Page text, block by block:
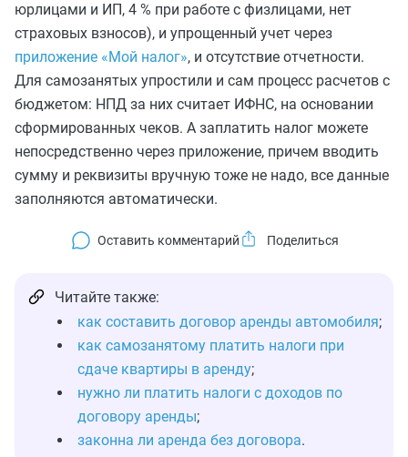
юрлицами и ИП, 4 % при работе с физлицами, нет
страховых взносов), и упрощенный учет через
приложение «Мой налог», и отсутствие отчетности.
Для самозанятых упростили и сам процесс расчетов с
бюджетом: НПД за них считает ИФНС, на основании
сформированных чеков. А заплатить налог можете
непосредственно через приложение, причем вводить
сумму и реквизиты вручную тоже не надо, все данные
заполняются автоматически.
Оставить комментарий
Читайте также:
как составить договор аренды автомобиля;
как самозанятому платить налоги при
сдаче квартиры в аренду;
нужно ли платить налоги с доходов по
договору аренды;
законна ли аренда без договора.